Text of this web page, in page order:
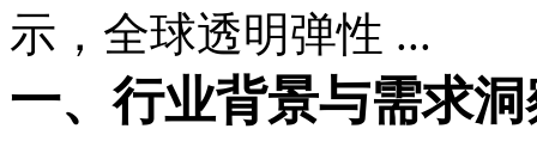
示，全球透明弹性 ...
一、行业背景与需求洞